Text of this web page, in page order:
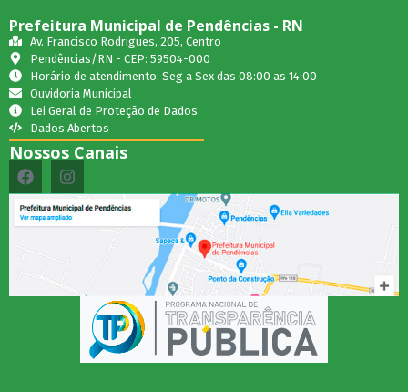
Prefeitura Municipal de Pendências - RN
Av. Francisco Rodrigues, 205, Centro
Pendências/RN - CEP: 59504-000
Horário de atendimento: Seg a Sex das 08:00 as 14:00
Ouvidoria Municipal
Lei Geral de Proteção de Dados
Dados Abertos
Nossos Canais